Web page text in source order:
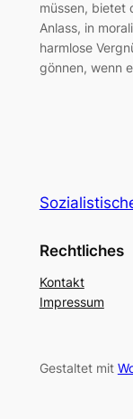
müssen, bietet
Anlass, in
harmlose
gönnen, wenn
Rechtliches
Kontakt
Impressum
Gestaltet mit